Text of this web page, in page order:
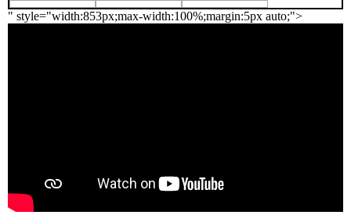
" style="width:853px;max-width:100%;margin:5px auto;">